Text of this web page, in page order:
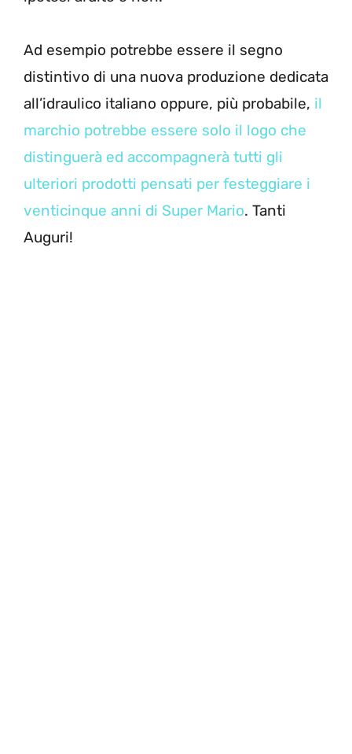
Ad esempio potrebbe essere il segno
distintivo di una nuova produzione dedicata
all’idraulico italiano oppure, più probabile, il
marchio potrebbe essere solo il logo che
distinguerà ed accompagnerà tutti gli
ulteriori prodotti pensati per festeggiare i
venticinque anni di Super Mario. Tanti
Auguri!